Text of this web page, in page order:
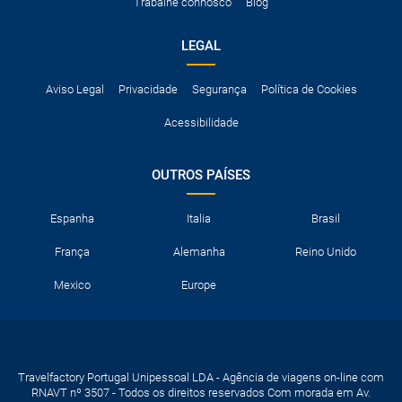
LEGAL
Aviso Legal Privacidade Segurança Política de Cookies
Acessibilidade
OUTROS PAÍSES
Espanha Italia Brasil
França Alemanha Reino Unido
Mexico Europe
Travelfactory Portugal Unipessoal LDA - Agência de viagens on-line com
RNAVT nº 3507 - Todos os direitos reservados Com morada em Av.